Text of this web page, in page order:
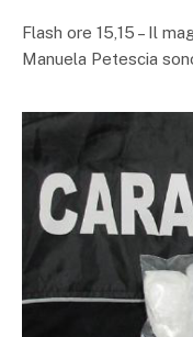
Flash ore 15,15 – Il
Manuela Petescia